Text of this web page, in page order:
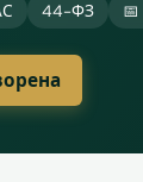
44-ФЗ 📅